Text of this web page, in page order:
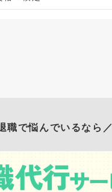
職で悩んでいるなら／